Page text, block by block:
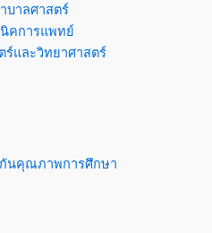
บาลศาสตร์
คการแพทย์
และวิทยาศาสตร์
กันคุณภาพการศึกษา